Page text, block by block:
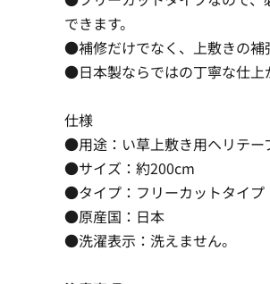
できます。
●補修だけでなく、上敷きの補
●日本製ならではの丁寧な仕上
仕様
●用途：い草上敷き用ヘリテー
●サイズ：約200cm
●タイプ：フリーカットタイプ
●原産国：日本
●洗濯表示：洗えません。